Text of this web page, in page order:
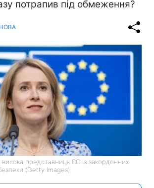
потрапив під обмеження?
представниця ЄС із закордонних
(Getty Images)